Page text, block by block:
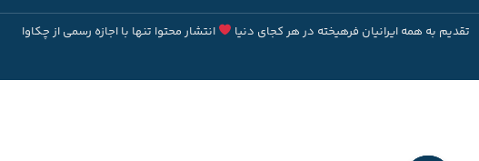
تقدیم به همه ایرانیان فرهیخته در هر کجای دنیا انتشار محتوا تنها با اجازه رسمی از چکاوا